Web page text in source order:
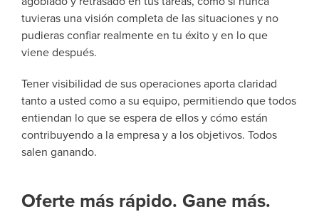
tuvieras una visión completa de las situaciones y no
pudieras confiar realmente en tu éxito y en lo que
viene después.
Tener visibilidad de sus operaciones aporta claridad
tanto a usted como a su equipo, permitiendo que todos
entiendan lo que se espera de ellos y cómo están
contribuyendo a la empresa y a los objetivos. Todos
salen ganando.
Oferte más rápido. Gane más.